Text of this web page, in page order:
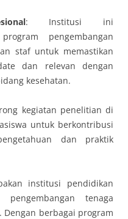
: Institusi ini
pengembangan
staf untuk memastikan
dan relevan dengan
kesehatan.
kegiatan penelitian di
untuk berkontribusi
dan praktik
institusi pendidikan
tenaga
berbagai program